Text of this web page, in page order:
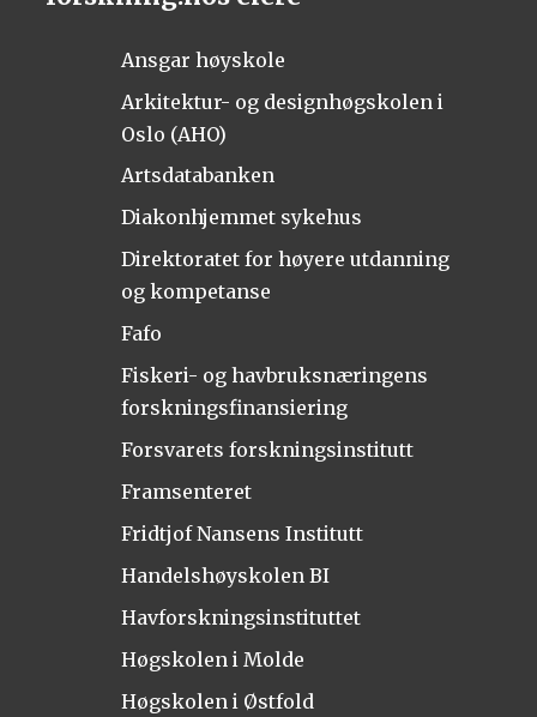
Ansgar høyskole
Arkitektur- og designhøgskolen i
Oslo (AHO)
Artsdatabanken
Diakonhjemmet sykehus
Direktoratet for høyere utdanning
og kompetanse
Fafo
Fiskeri- og havbruksnæringens
forskningsfinansiering
Forsvarets forskningsinstitutt
Framsenteret
Fridtjof Nansens Institutt
Handelshøyskolen BI
Havforskningsinstituttet
Høgskolen i Molde
Høgskolen i Østfold